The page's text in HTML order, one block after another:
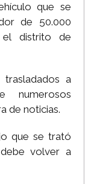
que se
de 50.000
distrito de
a
numerosos
de noticias.
que se trató
volver a